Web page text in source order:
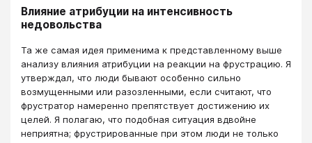
Влияние атрибуции на интенсивность
недовольства
Та же самая идея применима к представленному выше
анализу влияния атрибуции на реакции на фрустрацию. Я
утверждал, что люди бывают особенно сильно
возмущенными или разозленными, если считают, что
фрустратор намеренно препятствует достижению их
целей. Я полагаю, что подобная ситуация вдвойне
неприятна; фрустрированные при этом люди не только